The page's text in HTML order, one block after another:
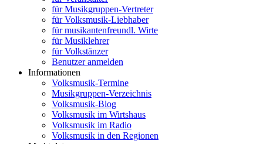
für Musikgruppen-Vertreter
für Volksmusik-Liebhaber
für musikantenfreundl. Wirte
für Musiklehrer
für Volkstänzer
Benutzer anmelden
Informationen
Volksmusik-Termine
Musikgruppen-Verzeichnis
Volksmusik-Blog
Volksmusik im Wirtshaus
Volksmusik im Radio
Volksmusik in den Regionen